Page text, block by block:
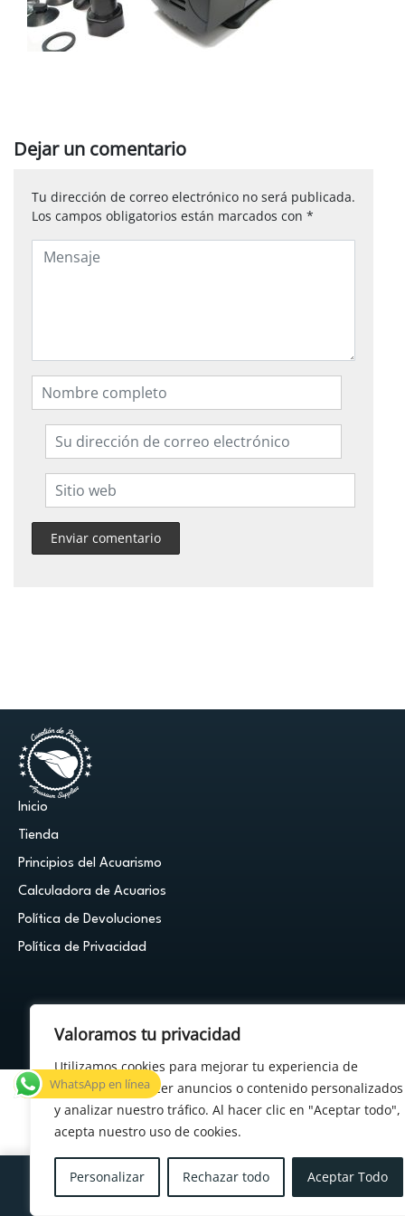
Valoramos tu privacidad
Utilizamos cookies para mejorar tu experiencia de
navegación, ofrecer anuncios o contenido personalizados
y analizar nuestro tráfico. Al hacer clic en "Aceptar todo",
acepta nuestro uso de cookies.
Personalizar Rechazar todo Aceptar Todo
Dejar un comentario
Tu dirección de correo electrónico no será publicada.
Los campos obligatorios están marcados con *
Inicio
Tienda
Principios del Acuarismo
Calculadora de Acuarios
Política de Devoluciones
Política de Privacidad
¿Tenés alguna duda?
Menu Cuenta Carrito Deseos
WhatsApp en línea